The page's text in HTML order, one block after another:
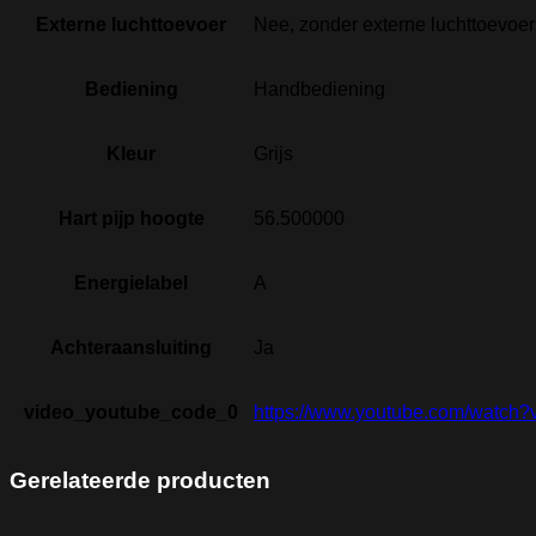
Externe luchttoevoer Nee, zonder externe luchttoevoer
Bediening Handbediening
Kleur Grijs
Hart pijp hoogte 56.500000
Energielabel A
Achteraansluiting Ja
video_youtube_code_0 https://www.youtube.com/
Gerelateerde producten